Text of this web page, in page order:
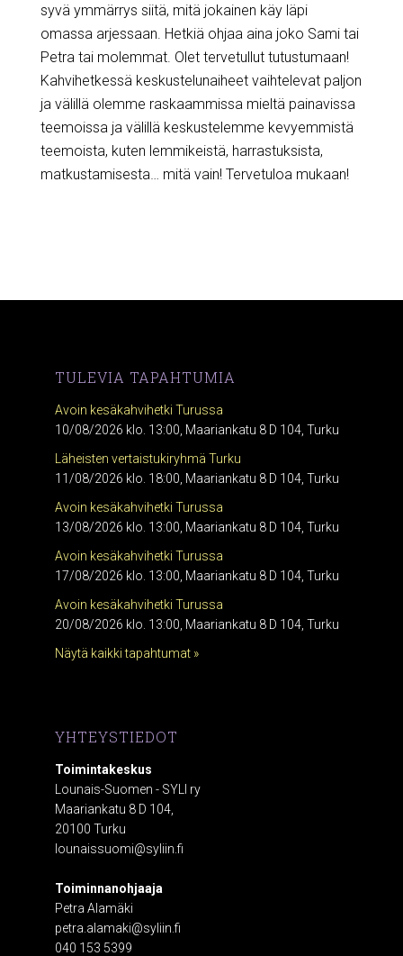
syvä ymmärrys siitä, mitä jokainen käy läpi
omassa arjessaan. Hetkiä ohjaa aina joko Sami tai
Petra tai molemmat. Olet tervetullut tutustumaan!
Kahvihetkessä keskustelunaiheet vaihtelevat paljon
ja välillä olemme raskaammissa mieltä painavissa
teemoissa ja välillä keskustelemme kevyemmistä
teemoista, kuten lemmikeistä, harrastuksista,
matkustamisesta… mitä vain! Tervetuloa mukaan!
TULEVIA TAPAHTUMIA
Avoin kesäkahvihetki Turussa
10/08/2026 klo. 13:00, Maariankatu 8 D 104, Turku
Läheisten vertaistukiryhmä Turku
11/08/2026 klo. 18:00, Maariankatu 8 D 104, Turku
Avoin kesäkahvihetki Turussa
13/08/2026 klo. 13:00, Maariankatu 8 D 104, Turku
Avoin kesäkahvihetki Turussa
17/08/2026 klo. 13:00, Maariankatu 8 D 104, Turku
Avoin kesäkahvihetki Turussa
20/08/2026 klo. 13:00, Maariankatu 8 D 104, Turku
Näytä kaikki tapahtumat »
YHTEYSTIEDOT
Toimintakeskus
Lounais-Suomen - SYLI ry
Maariankatu 8 D 104,
20100 Turku
lounaissuomi@syliin.fi
Toiminnanohjaaja
Petra Alamäki
petra.alamaki@syliin.fi
040 153 5399